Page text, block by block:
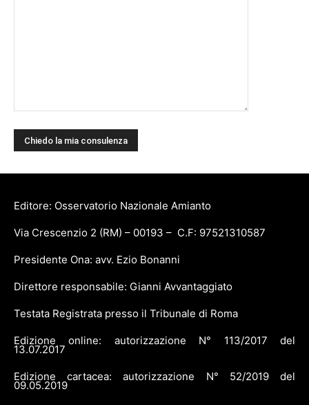
Editore: Osservatorio Nazionale Amianto
Via Crescenzio 2 (RM) – 00193 – C.F: 97521310587
Presidente Ona: avv. Ezio Bonanni
Direttore responsabile: Gianni Avvantaggiato
Testata Registrata presso il Tribunale di Roma
Edizione online: autorizzazione N° 113/2017 del
13.07.2017
Edizione cartacea: autorizzazione N° 52/2019 del
09.05.2019